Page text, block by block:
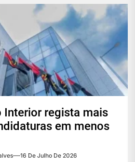
Interior regista mais
em menos
16 De Julho De 2026